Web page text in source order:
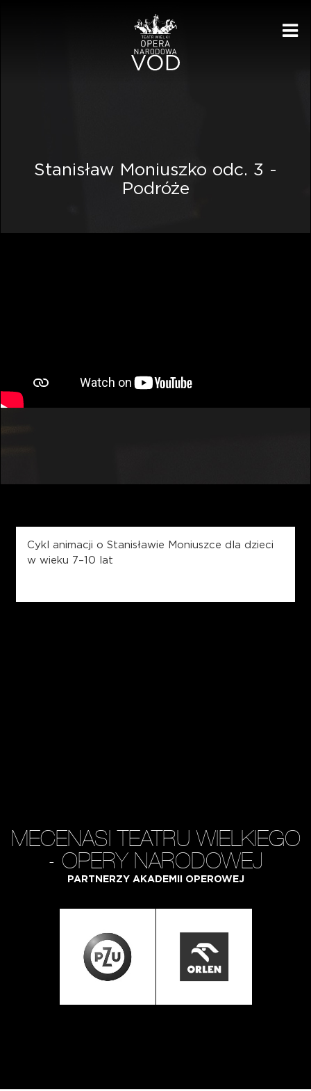
Stanisław Moniuszko odc. 3 -
Podróże
Cykl animacji o Stanisławie Moniuszce dla dzieci
w wieku 7–10 lat
MECENASI TEATRU WIELKIEGO
- OPERY NARODOWEJ
PARTNERZY AKADEMII OPEROWEJ